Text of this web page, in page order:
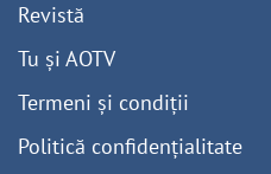
Revistă
Tu și AOTV
Termeni și condiții
Politică confidențialitate